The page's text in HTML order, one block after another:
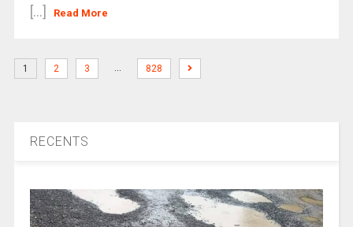
[...]
Read More
1 2 3 … 828
RECENTS